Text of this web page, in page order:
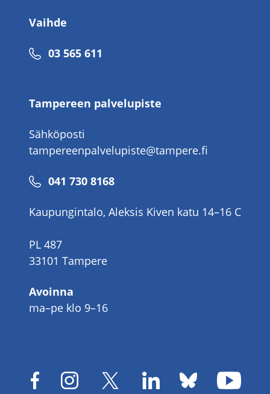
Vaihde
Puhelinnumero
03 565 611
Tampereen palvelupiste
Sähköposti
tampereenpalvelupiste@tampere.fi
Puhelinnumero
041 730 8168
Kaupungintalo, Aleksis Kiven katu 14–16 C
PL 487
33101 Tampere
Avoinna
ma–pe klo 9–16